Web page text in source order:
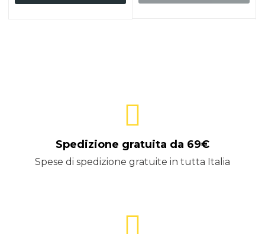
Spedizione gratuita da 69€
Spese di spedizione gratuite in tutta Italia